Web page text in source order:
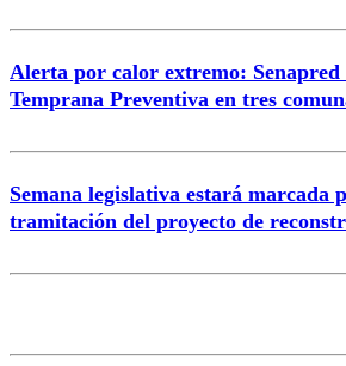
Alerta por calor extremo:
Temprana Preventiva en tres
Semana legislativa estará marcada
tramitación del proyecto de